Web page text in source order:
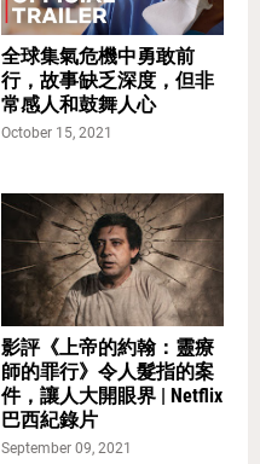
全球集氣危機中勇敢前
行，故事缺乏深度，但非
常感人和鼓舞人心
October 15, 2021
影評《上帝的約翰：靈療
師的罪行》令人髮指的案
件，讓人大開眼界 | Netflix
巴西紀錄片
September 09, 2021